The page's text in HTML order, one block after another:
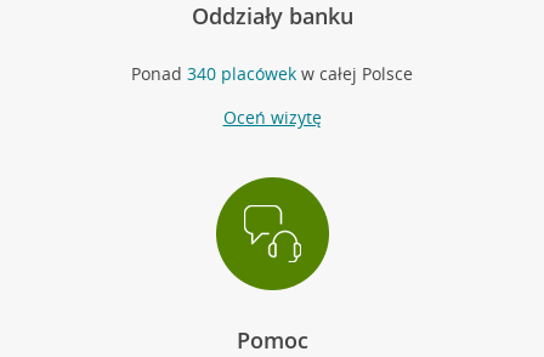
Oddziały banku
Ponad 340 placówek w całej Polsce
Oceń wizytę
Pomoc